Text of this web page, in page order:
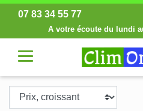
07 83 34 55 77
A votre écoute du lundi